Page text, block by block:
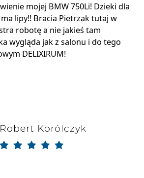
mojej BMW 750Li! Dzieki dla
lipy!! Bracia Pietrzak tutaj w
robotę a nie jakieś tam
wygląda jak z salonu i do tego
DELIXIRUM!
Robert Korólczyk